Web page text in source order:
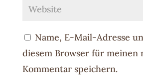
Name, E-Mail-Adresse
diesem Browser für meinen
Kommentar speichern.